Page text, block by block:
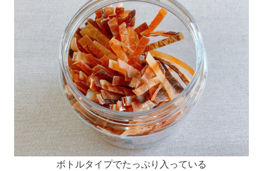
ボトルタイプでたっぷり入っている